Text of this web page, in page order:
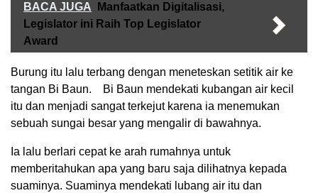
BACA JUGA
Manfaatkan Digitalisasi,
Legislator ini Raih Top Legislator
Award
Burung itu lalu terbang dengan meneteskan setitik air ke
tangan Bi Baun. Bi Baun mendekati kubangan air kecil
itu dan menjadi sangat terkejut karena ia menemukan
sebuah sungai besar yang mengalir di bawahnya.
Ia lalu berlari cepat ke arah rumahnya untuk
memberitahukan apa yang baru saja dilihatnya kepada
suaminya. Suaminya mendekati lubang air itu dan